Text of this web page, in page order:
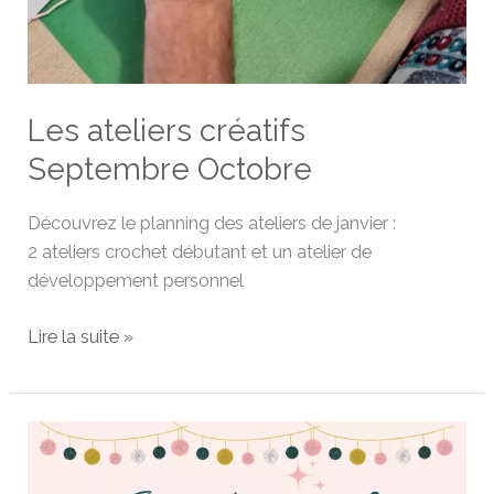
Les ateliers créatifs
Septembre Octobre
Découvrez le planning des ateliers de janvier :
2 ateliers crochet débutant et un atelier de
développement personnel
Lire la suite »
Évènement